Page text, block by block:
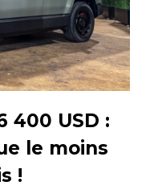
400 USD :
le moins
!